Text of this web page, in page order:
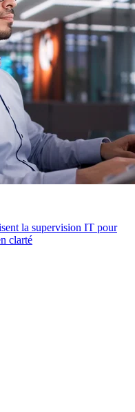
la supervision IT pour
clarté